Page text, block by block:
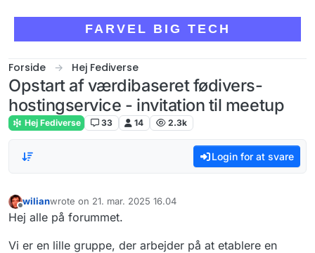
FARVEL BIG TECH
Forside Hej Fediverse
Opstart af værdibaseret fødivers-
hostingservice - invitation til meetup
Hej Fediverse 33 14 2.3k
Login for at svare
Offline
wilianwrote on 21. mar. 2025 16.04
sidst redigeret af
Hej alle på forummet.
Vi er en lille gruppe, der arbejder på at etablere en